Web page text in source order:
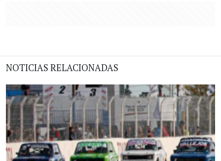
NOTICIAS RELACIONADAS